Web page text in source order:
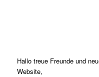
Hallo treue Freunde und
Website,